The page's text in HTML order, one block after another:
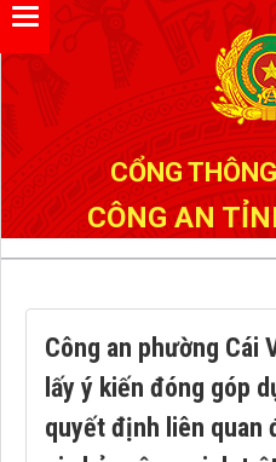
CỔNG
CÔNG AN
Công an phường Cái
lấy ý kiến đóng góp
quyết định liên quan